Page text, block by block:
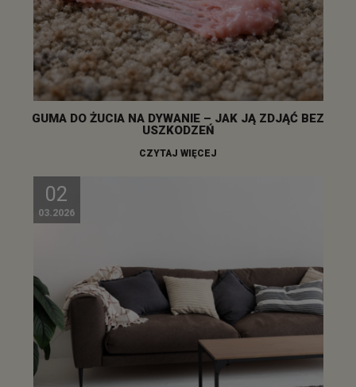
GUMA DO ŻUCIA NA DYWANIE – JAK JĄ ZDJĄĆ BEZ
USZKODZEŃ
CZYTAJ WIĘCEJ
02
03.2026